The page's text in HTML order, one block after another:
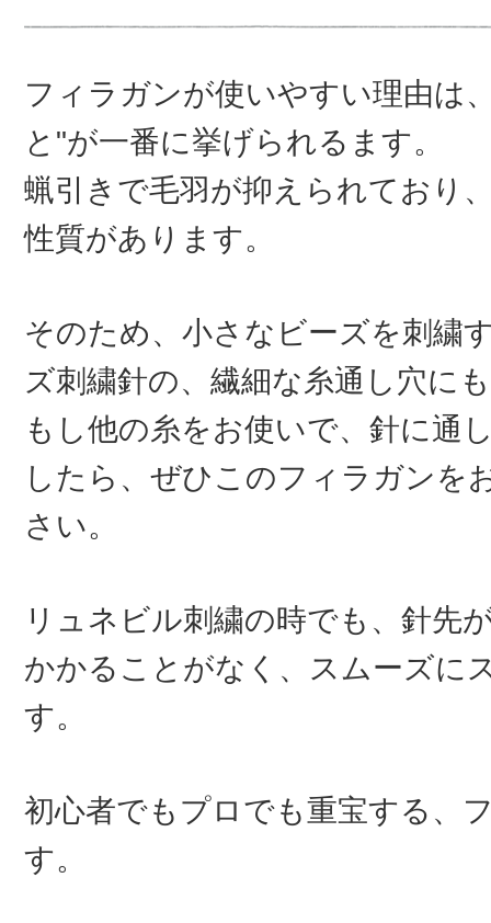
フィラガンが使いやすい理由は
と"が一番に挙げられるます。
蝋引きで毛羽が抑えられており
性質があります。
そのため、小さなビーズを刺繍
ズ刺繍針の、繊細な糸通し穴に
もし他の糸をお使いで、針に通
したら、ぜひこのフィラガンを
さい。
リュネビル刺繍の時でも、針先
かかることがなく、スムーズに
す。
初心者でもプロでも重宝する、
す。